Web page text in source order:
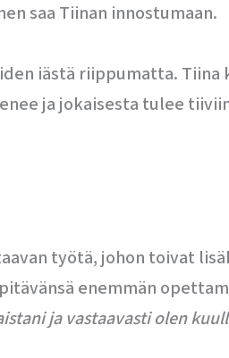
saa Tiinan innostumaan.
iästä riippumatta.
ja jokaisesta tulee
työtä, johon toivat
enemmän
ja vastaavasti olen